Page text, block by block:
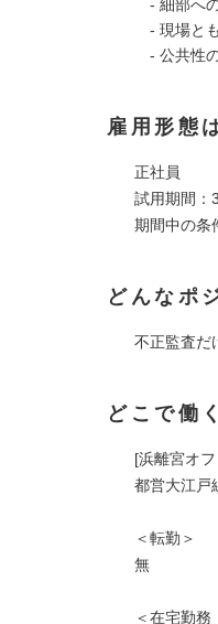
‐ 細部へ
‐ 現場と
‐ 公共性
雇用形態
正社員
試用期間：
期間中の条
どんなポ
不正監査だ
どこで働
[浜離宮オ
都営大江戸
＜転勤＞
無
＜在宅勤務